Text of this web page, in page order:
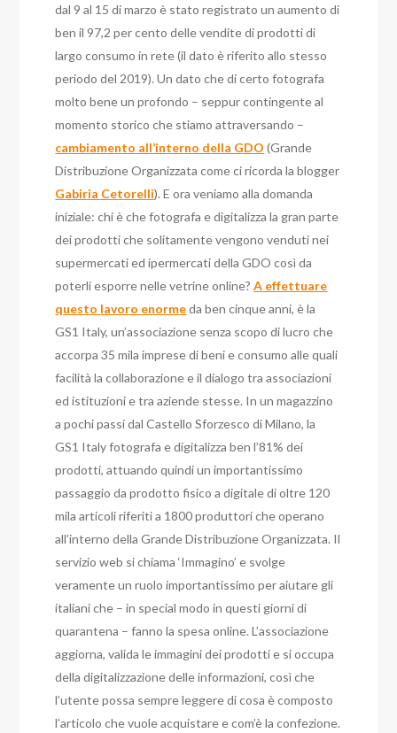
dal 9 al 15 di marzo è stato registrato un aumento di
ben il 97,2 per cento delle vendite di prodotti di
largo consumo in rete (il dato è riferito allo stesso
periodo del 2019). Un dato che di certo fotografa
molto bene un profondo – seppur contingente al
momento storico che stiamo attraversando –
cambiamento all’interno della GDO (Grande
Distribuzione Organizzata come ci ricorda la blogger
Gabiria Cetorelli). E ora veniamo alla domanda
iniziale: chi è che fotografa e digitalizza la gran parte
dei prodotti che solitamente vengono venduti nei
supermercati ed ipermercati della GDO così da
poterli esporre nelle vetrine online?A effettuare
questo lavoro enormeda ben cinque anni, è la
GS1 Italy, un’associazione senza scopo di lucro che
accorpa 35 mila imprese di beni e consumo alle quali
facilità la collaborazione e il dialogo tra associazioni
ed istituzioni e tra aziende stesse. In un magazzino
a pochi passi dal Castello Sforzesco di Milano, la
GS1 Italy fotografa e digitalizza ben l’81% dei
prodotti, attuando quindi un importantissimo
passaggio da prodotto fisico a digitale di oltre 120
mila articoli riferiti a 1800 produttori che operano
all’interno della Grande Distribuzione Organizzata. Il
servizio web si chiama ‘Immagino’ e svolge
veramente un ruolo importantissimo per aiutare gli
italiani che – in special modo in questi giorni di
quarantena – fanno la spesa online. L’associazione
aggiorna, valida le immagini dei prodotti e si occupa
della digitalizzazione delle informazioni, così che
l’utente possa sempre leggere di cosa è composto
l’articolo che vuole acquistare e com’è la confezione.